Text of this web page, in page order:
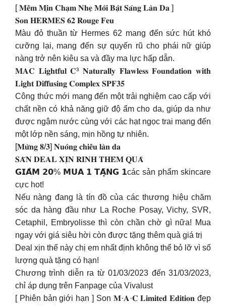
[ 𝐌𝐞̂̀𝐦 𝐌𝐢̣𝐧 𝐂𝐡𝐚̣𝐦 𝐍𝐡𝐞̣ 𝐌𝐨̂𝐢 𝐁𝐚̣̂𝐭 𝐒𝐚́𝐧𝐠 𝐋𝐚̀𝐧 𝐃𝐚 ]
𝐒𝐨𝐧 𝐇𝐄𝐑𝐌𝐄𝐒 𝟔𝟐 𝐑𝐨𝐮𝐠𝐞 𝐅𝐞𝐮
Màu đỏ thuần từ Hermes 62 mang đến sức hút khó
cưỡng lại, mang đến sự quyến rũ cho phái nữ giúp
nàng trở nên kiêu sa và đầy ma lực hấp dẫn.
𝐌𝐀𝐂 𝐋𝐢𝐠𝐡𝐭𝐟𝐮𝐥 𝐂³ 𝐍𝐚𝐭𝐮𝐫𝐚𝐥𝐥𝐲 𝐅𝐥𝐚𝐰𝐥𝐞𝐬𝐬 𝐅𝐨𝐮𝐧𝐝𝐚𝐭𝐢𝐨𝐧 𝐰𝐢𝐭𝐡
𝐋𝐢𝐠𝐡𝐭 𝐃𝐢𝐟𝐟𝐮𝐬𝐢𝐧𝐠 𝐂𝐨𝐦𝐩𝐥𝐞𝐱 𝐒𝐏𝐅𝟑𝟓
Công thức mới mang đến một trải nghiệm cao cấp với
chất nền có khả năng giữ độ ẩm cho da, giúp da như
được ngậm nước cùng với các hạt ngọc trai mang đến
một lớp nền sáng, mịn hồng tự nhiên.
[𝐌𝐮̛̀𝐧𝐠 𝟖/𝟑] 𝐍𝐮𝐨̂𝐧𝐠 𝐜𝐡𝐢𝐞̂̀𝐮 𝐥𝐚̀𝐧 𝐝𝐚
𝐒𝐀̆𝐍 𝐃𝐄𝐀𝐋 𝐗𝐈̣𝐍 𝐑𝐈𝐍𝐇 𝐓𝐇𝐄̂𝐌 𝐐𝐔𝐀̀
𝗚𝗜𝗔̉𝗠 𝟮𝟬% 𝗠𝗨𝗔 𝟭 𝗧𝗔̣̆𝗡𝗚 𝟭các sản phẩm skincare
cực hot!
Nếu nàng đang là tín đồ của các thương hiệu chăm
sóc da hàng đầu như La Roche Posay, Vichy, SVR,
Cetaphil, Embryolisse thì còn chần chờ gì nữa! Mua
ngay với giá siêu hời còn được tặng thêm quà giá trị
Deal xịn thế này chị em nhất định không thể bỏ lỡ vì số
lượng quà tặng có hạn!
Chương trình diễn ra từ 01/03/2023 đến 31/03/2023,
chỉ áp dụng trên Fanpage của Vivalust
[ Phiên bản giới hạn ] Son 𝐌·𝐀·𝐂 𝐋𝐢𝐦𝐢𝐭𝐞𝐝 𝐄𝐝𝐢𝐭𝐢𝐨𝐧 đẹp